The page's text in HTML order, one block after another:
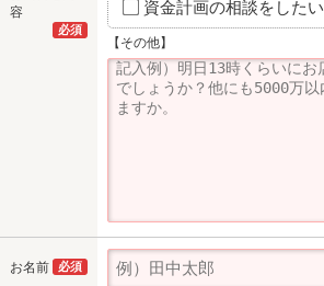
容
必須
資金計画の相談をしたい
【その他】
お名前 必須